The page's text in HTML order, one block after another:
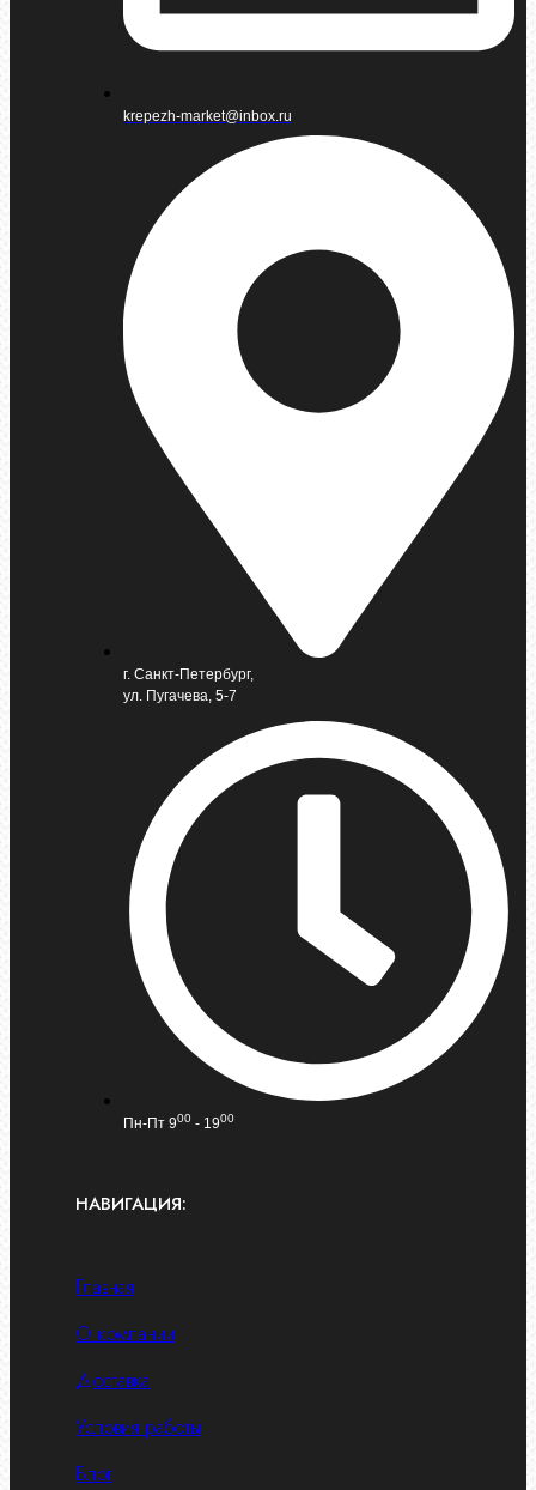
krepezh-market@inbox.ru
г. Санкт-Петербург,
ул. Пугачева, 5-7
Пн-Пт 900 - 1900
НАВИГАЦИЯ:
Главная
О компании
Доставка
Условия работы
Блог